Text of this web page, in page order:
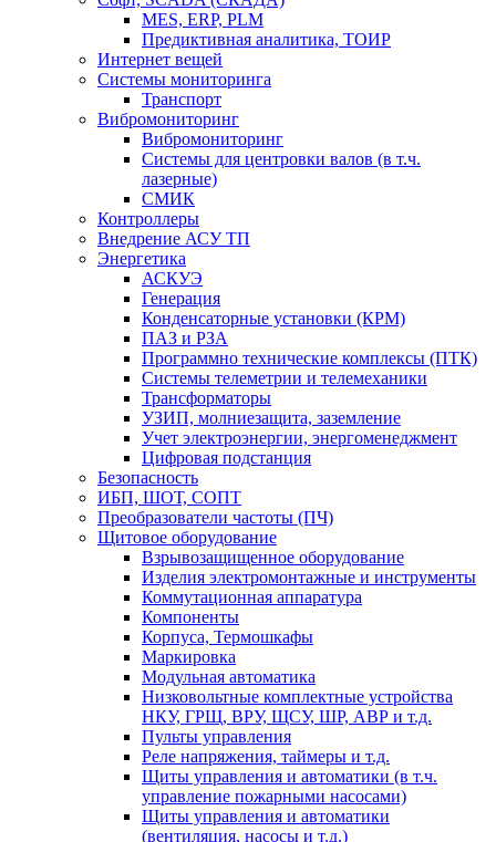
MES, ERP, PLM
Предиктивная аналитика, ТОИР
Интернет вещей
Системы мониторинга
Транспорт
Вибромониторинг
Вибромониторинг
Системы для центровки валов (в т.ч.
лазерные)
СМИК
Контроллеры
Внедрение АСУ ТП
Энергетика
АСКУЭ
Генерация
Конденсаторные установки (КРМ)
ПАЗ и РЗА
Программно технические комплексы (ПТК)
Системы телеметрии и телемеханики
Трансформаторы
УЗИП, молниезащита, заземление
Учет электроэнергии, энергоменеджмент
Цифровая подстанция
Безопасность
ИБП, ШОТ, СОПТ
Преобразователи частоты (ПЧ)
Щитовое оборудование
Взрывозащищенное оборудование
Изделия электромонтажные и инструменты
Коммутационная аппаратура
Компоненты
Корпуса, Термошкафы
Маркировка
Модульная автоматика
Низковольтные комплектные устройства
НКУ, ГРЩ, ВРУ, ЩСУ, ШР, АВР и т.д.
Пульты управления
Реле напряжения, таймеры и т.д.
Щиты управления и автоматики (в т.ч.
управление пожарными насосами)
Щиты управления и автоматики
(вентиляция, насосы и т.д.)